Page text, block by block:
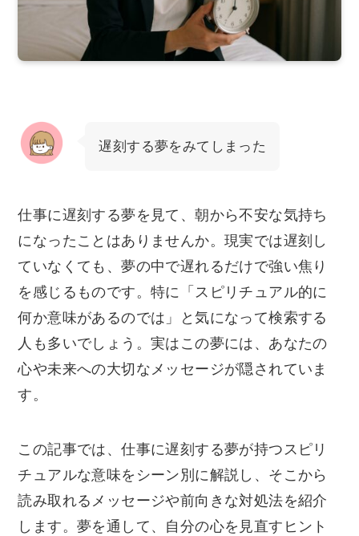
遅刻する夢をみてしまった
仕事に遅刻する夢を見て、朝から不安な気持ち
になったことはありませんか。現実では遅刻し
ていなくても、夢の中で遅れるだけで強い焦り
を感じるものです。特に「スピリチュアル的に
何か意味があるのでは」と気になって検索する
人も多いでしょう。実はこの夢には、あなたの
心や未来への大切なメッセージが隠されていま
す。
この記事では、仕事に遅刻する夢が持つスピリ
チュアルな意味をシーン別に解説し、そこから
読み取れるメッセージや前向きな対処法を紹介
します。夢を通して、自分の心を見直すヒント